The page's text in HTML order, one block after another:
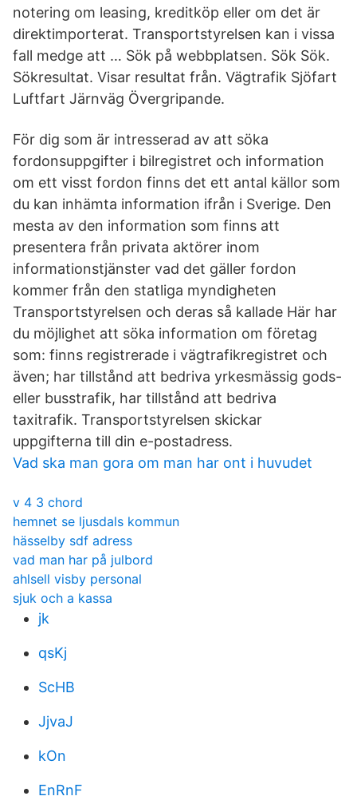
notering om leasing, kreditköp eller om det är
direktimporterat. Transportstyrelsen kan i vissa
fall medge att … Sök på webbplatsen. Sök Sök.
Sökresultat. Visar resultat från. Vägtrafik Sjöfart
Luftfart Järnväg Övergripande.
För dig som är intresserad av att söka
fordonsuppgifter i bilregistret och information
om ett visst fordon finns det ett antal källor som
du kan inhämta information ifrån i Sverige. Den
mesta av den information som finns att
presentera från privata aktörer inom
informationstjänster vad det gäller fordon
kommer från den statliga myndigheten
Transportstyrelsen och deras så kallade Här har
du möjlighet att söka information om företag
som: finns registrerade i vägtrafikregistret och
även; har tillstånd att bedriva yrkesmässig gods-
eller busstrafik, har tillstånd att bedriva
taxitrafik. Transportstyrelsen skickar
uppgifterna till din e-postadress.
Vad ska man gora om man har ont i huvudet
v 4 3 chord
hemnet se ljusdals kommun
hässelby sdf adress
vad man har på julbord
ahlsell visby personal
sjuk och a kassa
jk
qsKj
ScHB
JjvaJ
kOn
EnRnF